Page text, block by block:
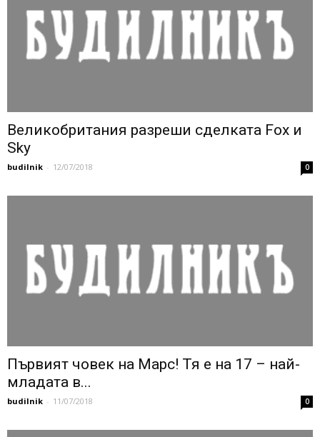
Великобритания разреши сделката Fox и
Sky
budilnik - 12/07/2018 0
Първият човек на Марс! Тя е на 17 – най-
младата в...
budilnik - 11/07/2018 0